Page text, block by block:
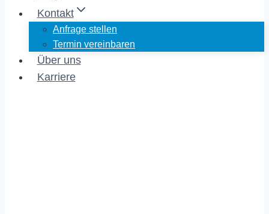
Kontakt
Anfrage stellen
Termin vereinbaren
Über uns
Karriere